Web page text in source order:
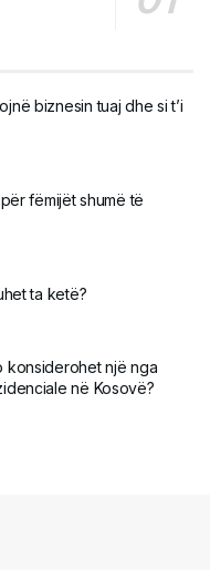
biznesin tuaj dhe si t’i
fëmijët shumë të
ta ketë?
konsiderohet një nga
në Kosovë?